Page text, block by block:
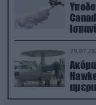
Ακόμα